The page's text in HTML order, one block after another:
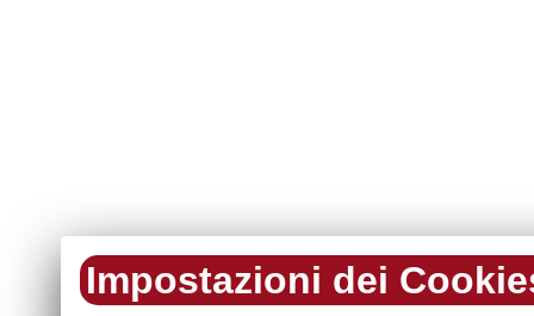
Impostazioni dei